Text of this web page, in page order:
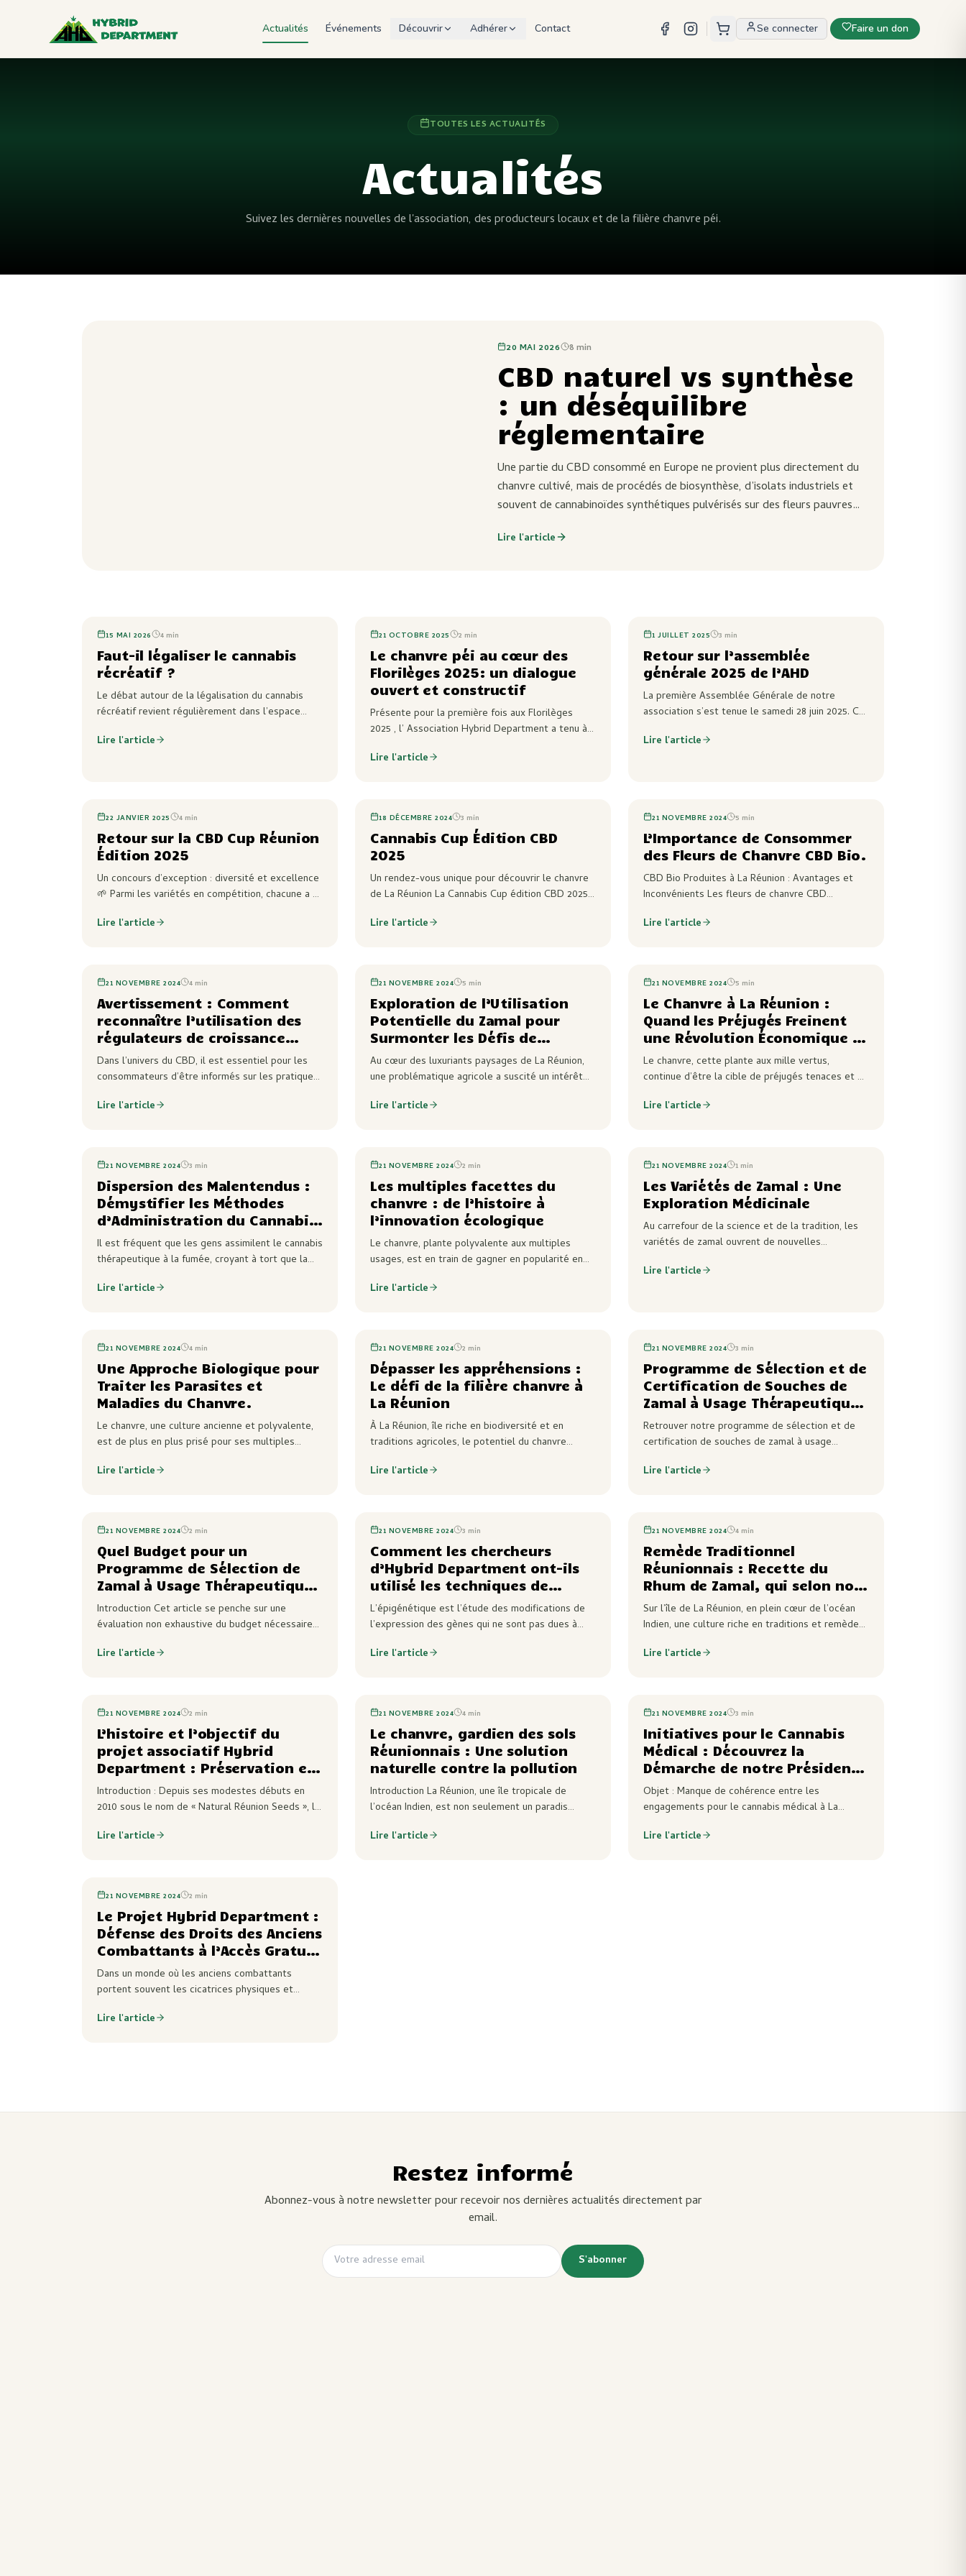
Actualités Événements Découvrir Adhérer Contact Se connecter Faire un don
TOUTES LES ACTUALITÉS
Actualités
Suivez les dernières nouvelles de l'association, des producteurs locaux et de la filière chanvre péi.
20 MAI 2026 8 min
CBD naturel vs synthèse
: un déséquilibre
réglementaire
Une partie du CBD consommé en Europe ne provient plus directement du
chanvre cultivé, mais de procédés de biosynthèse, d’isolats industriels et
souvent de cannabinoïdes synthétiques pulvérisés sur des fleurs pauvres
Lire l'article
15 MAI 2026 4min
Faut-il légaliser le cannabis
récréatif ?
Le débat autour de la légalisation du cannabis
récréatif revient régulièrement dans l’espace
scientifiques et sécuritaires, la question dépasse
Lire l'article
21 OCTOBRE 2025 2 min
Le chanvre péi au cœur des
Florilèges 2025: un dialogue
ouvert et constructif
Présente pour la première fois aux Florilèges
2025 , l’ Association Hybrid Department a tenu à
claire : le chanvre est bien plus qu’une plante ,
Lire l'article
1 JUILLET 2025 3 min
Retour sur l’assemblée
générale 2025 de l’AHD
La première Assemblée Générale de notre
association s’est tenue le samedi 28 juin 2025. Ce
engagés autour d’un objectif commun : bâtir une
Lire l'article
22 JANVIER 2025 4min
Retour sur la CBD Cup Réunion
Édition 2025
Un concours d’exception : diversité et excellence
🌱 Parmi les variétés en compétition, chacune a su
uniques, ses effets subtils et ses profils…
Lire l'article
18 DÉCEMBRE 2024 3 min
Cannabis Cup Édition CBD
2025
Un rendez-vous unique pour découvrir le chanvre
de La Réunion La Cannabis Cup édition CBD 2025
pour les passionnés, les curieux et les
Lire l'article
21 NOVEMBRE 2024 5 min
L’Importance de Consommer
des Fleurs de Chanvre CBD Bio.
CBD Bio Produites à La Réunion : Avantages et
Inconvénients Les fleurs de chanvre CBD
production s’étend désormais jusqu’à des
Lire l'article
21 NOVEMBRE 2024 4 min
Avertissement : Comment
reconnaître l’utilisation des
régulateurs de croissance
végétale dans la culture du
CBD
Dans l’univers du CBD, il est essentiel pour les
consommateurs d’être informés sur les pratiques
régulateurs de croissance végétale (PGR) sont
Lire l'article
21 NOVEMBRE 2024 5 min
Exploration de l’Utilisation
Potentielle du Zamal pour
Surmonter les Défis de
l’Adaptation des Variétés de
Chanvre Industriel à la
Au cœur des luxuriants paysages de La Réunion,
une problématique agricole a suscité un intérêt
industriel aux conditions climatiques uniques de
Lire l'article
21 NOVEMBRE 2024 5 min
Le Chanvre à La Réunion :
Quand les Préjugés Freinent
une Révolution Économique et
Agricole
Le chanvre, cette plante aux mille vertus,
continue d’être la cible de préjugés tenaces et de
potentiel économique, environnemental et
Lire l'article
21 NOVEMBRE 2024 3 min
Dispersion des Malentendus :
Démystifier les Méthodes
d’Administration du Cannabis
Thérapeutique
Il est fréquent que les gens assimilent le cannabis
thérapeutique à la fumée, croyant à tort que la
de le fumer sous forme de joints ou de pipes.…
Lire l'article
21 NOVEMBRE 2024 2 min
Les multiples facettes du
chanvre : de l’histoire à
l’innovation écologique
Le chanvre, plante polyvalente aux multiples
usages, est en train de gagner en popularité en
diverses industries. De son utilisation historique à
Lire l'article
21 NOVEMBRE 2024 1 min
Les Variétés de Zamal : Une
Exploration Médicinale
Au carrefour de la science et de la tradition, les
variétés de zamal ouvrent de nouvelles
longtemps marginalisées, ces variétés
Lire l'article
21 NOVEMBRE 2024 4 min
Une Approche Biologique pour
Traiter les Parasites et
Maladies du Chanvre.
Le chanvre, une culture ancienne et polyvalente,
est de plus en plus prisé pour ses multiples
et alimentaire. Cependant, sa culture n’est pas
Lire l'article
21 NOVEMBRE 2024 2 min
Dépasser les appréhensions :
Le défi de la filière chanvre à
La Réunion
À La Réunion, île riche en biodiversité et en
traditions agricoles, le potentiel du chanvre
Pourtant, malgré ses nombreux avantages, la
Lire l'article
21 NOVEMBRE 2024 3 min
Programme de Sélection et de
Certification de Souches de
Zamal à Usage Thérapeutique
: Vers une Culture Certifiée et
Réglementée ?
Retrouver notre programme de sélection et de
certification de souches de zamal à usage
une opportunité cruciale pour répondre aux
Lire l'article
21 NOVEMBRE 2024 2 min
Quel Budget pour un
Programme de Sélection de
Zamal à Usage Thérapeutique
à la Réunion?
Introduction Cet article se penche sur une
évaluation non exhaustive du budget nécessaire
accélérée de plants zamal à la Réunion, axé sur
Lire l'article
21 NOVEMBRE 2024 3 min
Comment les chercheurs
d’Hybrid Department ont-ils
utilisé les techniques de
l’épigénétique pour tenter de
comprendre l’évolution des
L’épigénétique est l’étude des modifications de
l’expression des gènes qui ne sont pas dues à
modifications peuvent être causées par des
Lire l'article
21 NOVEMBRE 2024 4 min
Remède Traditionnel
Réunionnais : Recette du
Rhum de Zamal, qui selon nos
Gramounes pourrait soulager
la dengue, chikungunya et
avec une alternative légale à
Sur l’île de La Réunion, en plein cœur de l’océan
Indien, une culture riche en traditions et remèdes
rhum de Zamal se distingue, transmis de
Lire l'article
21 NOVEMBRE 2024 2 min
L’histoire et l’objectif du
projet associatif Hybrid
Department : Préservation et
Recherche .
Introduction : Depuis ses modestes débuts en
2010 sous le nom de « Natural Réunion Seeds », le
le but de préserver et de mener des recherches…
Lire l'article
21 NOVEMBRE 2024 4 min
Le chanvre, gardien des sols
Réunionnais : Une solution
naturelle contre la pollution
Introduction La Réunion, une île tropicale de
l’océan Indien, est non seulement un paradis
des défis environnementaux importants. La
Lire l'article
21 NOVEMBRE 2024 3 min
Initiatives pour le Cannabis
Médical : Découvrez la
Démarche de notre Président
d’Association et la Réponse du
Président de la République
Objet : Manque de cohérence entre les
engagements pour le cannabis médical à La
Président de la République, Je vous adresse cette
Lire l'article
21 NOVEMBRE 2024 2 min
Le Projet Hybrid Department :
Défense des Droits des Anciens
Combattants à l’Accès Gratuit
au Cannabis Thérapeutique.
Dans un monde où les anciens combattants
portent souvent les cicatrices physiques et
Department émerge comme un phare d’espoir.
Lire l'article
Restez informé
Abonnez-vous à notre newsletter pour recevoir nos dernières actualités directement par
email.
S'abonner